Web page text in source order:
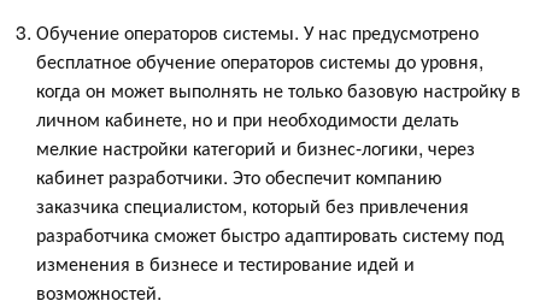
Обучение операторов системы. У нас предусмотрено
бесплатное обучение операторов системы до уровня,
когда он может выполнять не только базовую настройку в
личном кабинете, но и при необходимости делать
мелкие настройки категорий и бизнес-логики, через
кабинет разработчики. Это обеспечит компанию
заказчика специалистом, который без привлечения
разработчика сможет быстро адаптировать систему под
изменения в бизнесе и тестирование идей и
возможностей.